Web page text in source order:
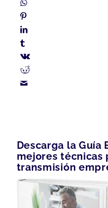
Descarga la Guía
mejores técnicas
transmisión